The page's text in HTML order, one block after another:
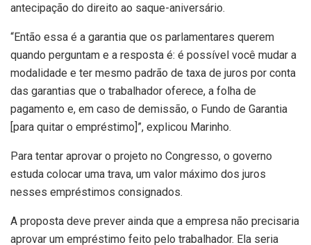
antecipação do direito ao saque-aniversário.
“Então essa é a garantia que os parlamentares querem
quando perguntam e a resposta é: é possível você mudar a
modalidade e ter mesmo padrão de taxa de juros por conta
das garantias que o trabalhador oferece, a folha de
pagamento e, em caso de demissão, o Fundo de Garantia
[para quitar o empréstimo]”, explicou Marinho.
Para tentar aprovar o projeto no Congresso, o governo
estuda colocar uma trava, um valor máximo dos juros
nesses empréstimos consignados.
A proposta deve prever ainda que a empresa não precisaria
aprovar um empréstimo feito pelo trabalhador. Ela seria